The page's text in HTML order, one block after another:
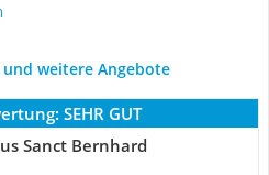
weitere Angebote
SEHR GUT
Sanct Bernhard